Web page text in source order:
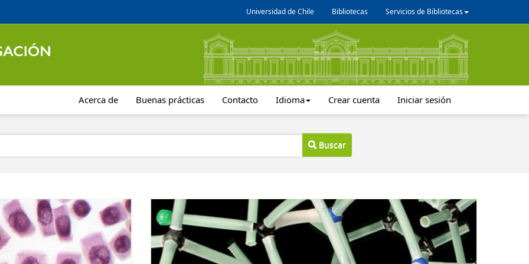
Universidad de Chile Bibliotecas Servicios de Bibliotecas
Acerca de Buenas prácticas Contacto Idioma Crear cuenta Iniciar sesión
Buscar